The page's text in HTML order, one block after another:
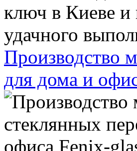
Производство
для дома и